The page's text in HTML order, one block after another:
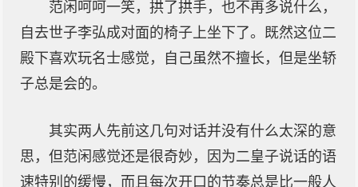
范闲呵呵一笑，拱了拱手，也不再多说什么，
自去世子李弘成对面的椅子上坐下了。既然这位二
殿下喜欢玩名士感觉，自己虽然不擅长，但是坐轿
子总是会的。
其实两人先前这几句对话并没有什么太深的意
思，但范闲感觉还是很奇妙，因为二皇子说话的语
速特别的缓慢，而且每次开口的节奏总是比一般人